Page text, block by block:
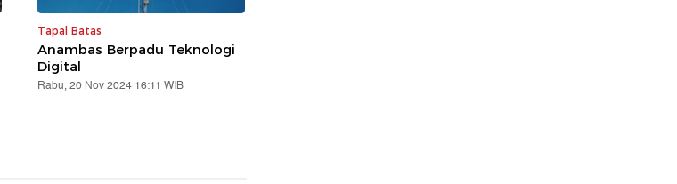
Tapal Batas
Anambas Berpadu Teknologi
Digital
Rabu, 20 Nov 2024 16:11 WIB